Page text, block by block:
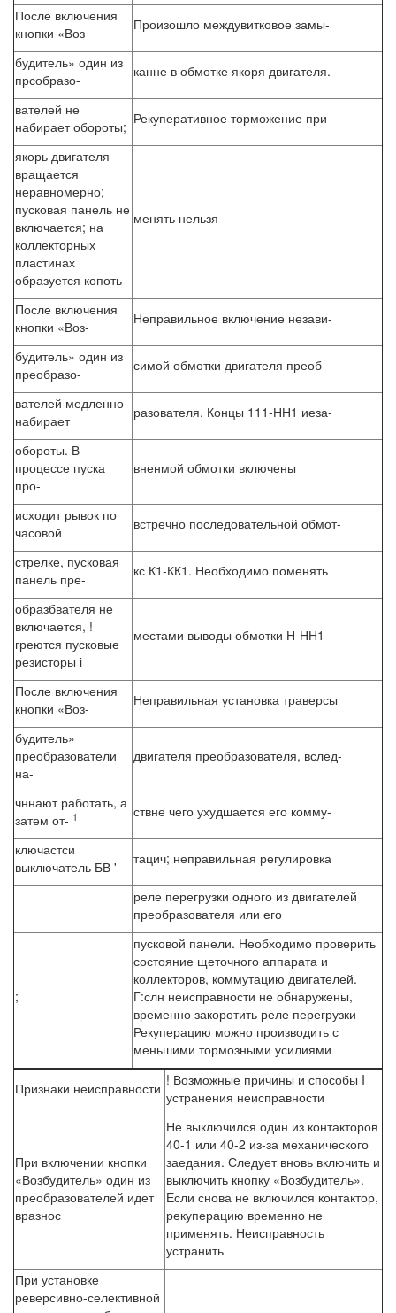
После включения
кнопки «Воз-
Произошло междувитковое замы-
будитель» один из
прсобразо-
канне в обмотке якоря двигателя.
вателей не
набирает обороты; Рекуперативное торможение при-
якорь двигателя
вращается
неравномерно;
пусковая панель не
включается; на
коллекторных
пластинах
образуется копоть
менять нельзя
После включения
кнопки «Воз-
Неправильное включение незави-
будитель» один из
преобразо-
симой обмотки двигателя преоб-
вателей медленно
набирает
разователя. Концы 111-НН1 иеза-
обороты. В
процессе пуска
про-
вненмой обмотки включены
исходит рывок по
часовой
встречно последовательной обмот-
стрелке, пусковая
панель пре-
кс К1-КК1. Необходимо поменять
образбвателя не
включается, !
греются пусковые
резисторы і
местами выводы обмотки Н-НН1
После включения
кнопки «Воз-
Неправильная установка траверсы
будитель»
преобразователи
на-
двигателя преобразователя, вслед-
чннают работать, а
затем от- 1 ствне чего ухудшается его комму-
ключастси
выключатель БВ '
тацич; неправильная регулировка
реле перегрузки одного из двигателей
преобразователя или его
;
пусковой панели. Необходимо проверить
состояние щеточного аппарата и
коллекторов, коммутацию двигателей.
Г:слн неисправности не обнаружены,
временно закоротить реле перегрузки
Рекуперацию можно производить с
меньшими тормозными усилиями
Признаки неисправности ! Возможные причины и способы I
устранения неисправности
При включении кнопки
«Возбудитель» один из
преобразователей идет
вразнос
Не выключился один из контакторов
40-1 или 40-2 из-за механического
заедания. Следует вновь включить и
выключить кнопку «Возбудитель».
Если снова не включился контактор,
рекуперацию временно не
применять. Неисправность
устранить
При установке
реверсивно-селективной